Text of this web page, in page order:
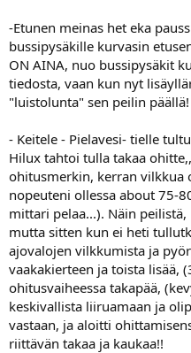
-Etunen meinas het eka
bussipysäkille kurvasin
ON AINA, nuo bussipysäkit
tiedosta, vaan kun nyt
"luistolunta" sen peilin
- Keitele - Pielavesi- tielle
Hilux tahtoi tulla takaa
ohitusmerkin, kerran vilkkua
nopeuteni ollessa about 75-
mittari pelaa...). Näin
mutta sitten kun ei heti
ajovalojen vilkkumista ja
vaakakierteen ja toista lisää,
ohitusvaiheessa takapää,
keskivallista liiruamaan ja
vastaan, ja aloitti
riittävän takaa ja kaukaa!!